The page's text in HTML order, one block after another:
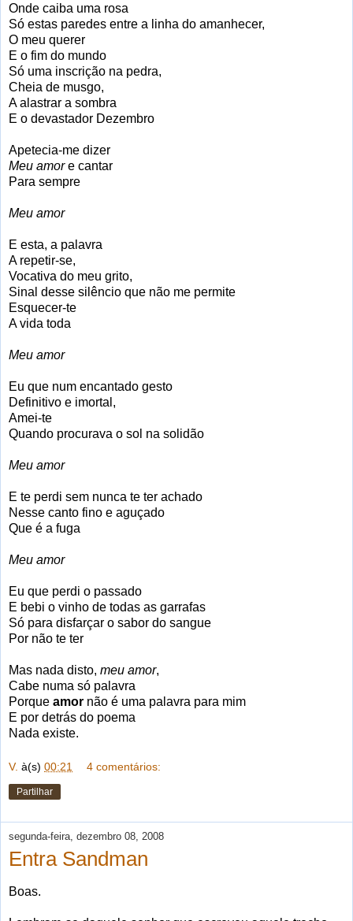
Onde caiba uma rosa
Só estas paredes entre a linha do amanhecer,
O meu querer
E o fim do mundo
Só uma inscrição na pedra,
Cheia de musgo,
A alastrar a sombra
E o devastador Dezembro
Apetecia-me dizer
Meu amore cantar
Para sempre
Meu amor
E esta, a palavra
A repetir-se,
Vocativa do meu grito,
Sinal desse silêncio que não me permite
Esquecer-te
A vida toda
Meu amor
Eu que num encantado gesto
Definitivo e imortal,
Amei-te
Quando procurava o sol na solidão
Meu amor
E te perdi sem nunca te ter achado
Nesse canto fino e aguçado
Que é a fuga
Meu amor
Eu que perdi o passado
E bebi o vinho de todas as garrafas
Só para disfarçar o sabor do sangue
Por não te ter
Mas nada disto, meu amor,
Cabe numa só palavra
Porque amor não é uma palavra para mim
E por detrás do poema
Nada existe.
V. à(s) 00:21 4 comentários:
Partilhar
segunda-feira, dezembro 08, 2008
Entra Sandman
Boas.